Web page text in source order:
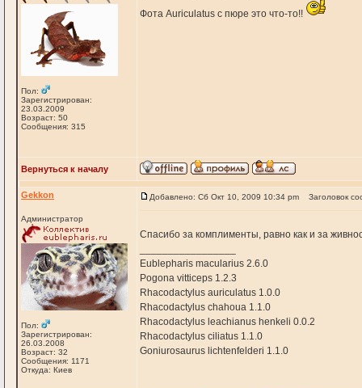
Пол:
Зарегистрирован:
23.03.2009
Возраст: 50
Сообщения: 315
Фота Auriculatus с пюре это что-то!!
Вернуться к началу
Gekkon
Администратор
Пол:
Зарегистрирован:
26.03.2008
Возраст: 32
Сообщения: 1171
Откуда: Киев
Добавлено: Сб Окт 10, 2009 10:34 pm Заголовок
Спасибо за комплименты, равно как и за
Eublepharis macularius 2.6.0
Pogona vitticeps 1.2.3
Rhacodactylus auriculatus 1.0.0
Rhacodactylus chahoua 1.1.0
Rhacodactylus leachianus henkeli 0.0.2
Rhacodactylus ciliatus 1.1.0
Goniurosaurus lichtenfelderi 1.1.0